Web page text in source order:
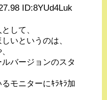
ID:8YUd4Luk
して、
いというのは、
バージョンのスタ
モニターにｷﾗｷﾗ加